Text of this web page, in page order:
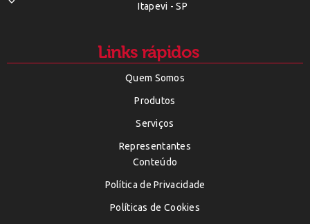
Itapevi - SP
Links rápidos
Quem Somos
Produtos
Serviços
Representantes
Conteúdo
Política de Privacidade
Políticas de Cookies